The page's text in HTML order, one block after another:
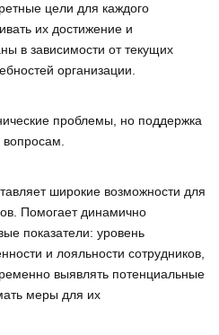
цели для каждого
их достижение и
в зависимости от текущих
организации.
проблемы, но поддержка
вопросам.
широкие возможности для
Помогает динамично
показатели: уровень
и лояльности сотрудников,
выявлять потенциальные
меры для их